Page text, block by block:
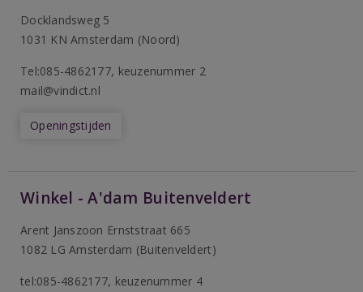
Docklandsweg 5
1031 KN Amsterdam (Noord)
Tel:085-4862177, keuzenummer 2
mail@vindict.nl
Openingstijden
Winkel - A'dam Buitenveldert
Arent Janszoon Ernststraat 665
1082 LG Amsterdam (Buitenveldert)
tel:085-4862177, keuzenummer 4